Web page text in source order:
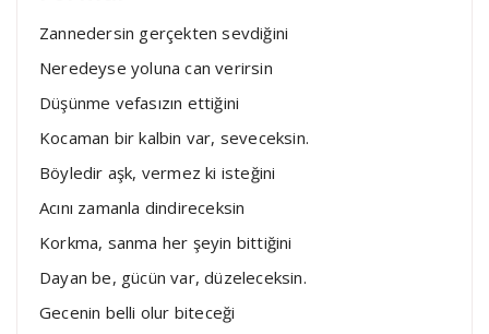
Zannedersin gerçekten sevdiğini
Neredeyse yoluna can verirsin
Düşünme vefasızın ettiğini
Kocaman bir kalbin var, seveceksin.
Böyledir aşk, vermez ki isteğini
Acını zamanla dindireceksin
Korkma, sanma her şeyin bittiğini
Dayan be, gücün var, düzeleceksin.
Gecenin belli olur biteceği